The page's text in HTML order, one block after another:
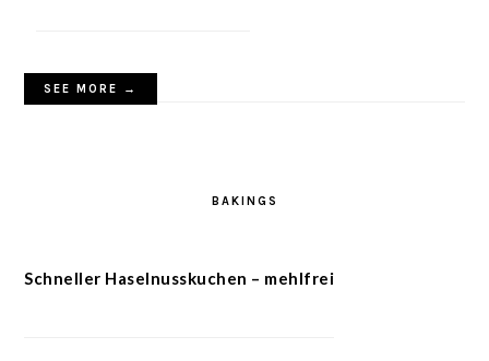
SEE MORE →
BAKINGS
Schneller Haselnusskuchen – mehlfrei